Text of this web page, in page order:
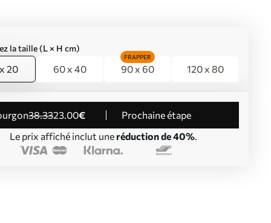
la taille (L × H cm)
20 60 x 40 90 x 60
FRAPPER
120 x 80
38.3323.00€
Prochaine étape
Le prix affiché inclut une réduction de 40%.